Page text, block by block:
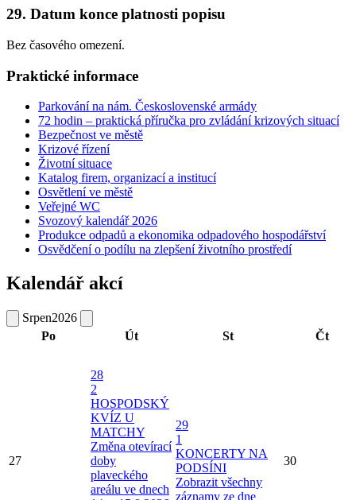
29. Datum konce platnosti popisu
Bez časového omezení.
Praktické informace
Parkování na nám. Československé armády
72 hodin – praktická příručka pro zvládání krizových situací
Bezpečnost ve městě
Krizové řízení
Životní situace
Katalog firem, organizací a institucí
Osvětlení ve městě
Veřejné WC
Svozový kalendář 2026
Produkce odpadů a ekonomika odpadového hospodářství
Osvědčení o podílu na zlepšení životního prostředí
Kalendář akcí
Srpen2026
Po
Út St Čt
27
28
2
HOSPODSKÝ
KVÍZ U
MATCHY
Změna otevírací
doby
plaveckého
areálu ve dnech
29
1
KONCERTY NA
PODSÍNI
Zobrazit všechny
záznamy ze dne
30